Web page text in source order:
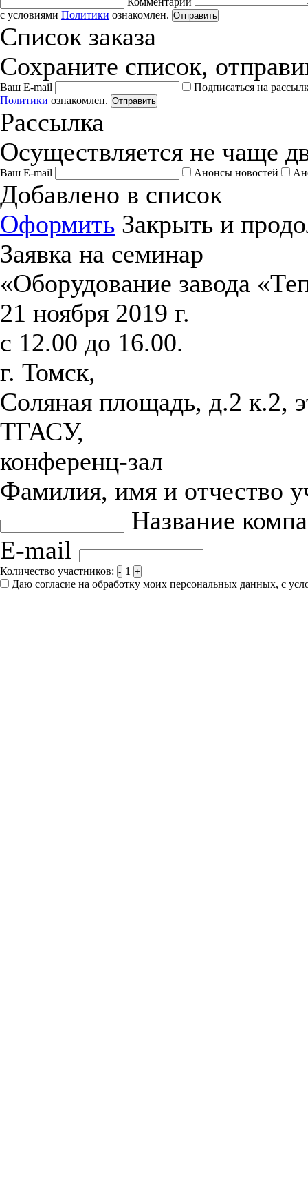
с условиями Политики ознакомлен. Отправить
Список заказа
Сохраните список,
Ваш E-mail
Подписаться на
Политики ознакомлен. Отправить
Рассылка
Осуществляется не чаще
Ваш E-mail Анонсы новостей
Добавлено в список
Оформить Закрыть и
Заявка на семинар
«Оборудование завода
21 ноября 2019 г.
с 12.00 до 16.00.
г. Томск,
Соляная площадь, д.2 к.2,
ТГАСУ,
конференц-зал
Фамилия, имя и отчество
Название
E-mail
Количество участников: - 1 +
Даю согласие на обработку моих персональных данных, с